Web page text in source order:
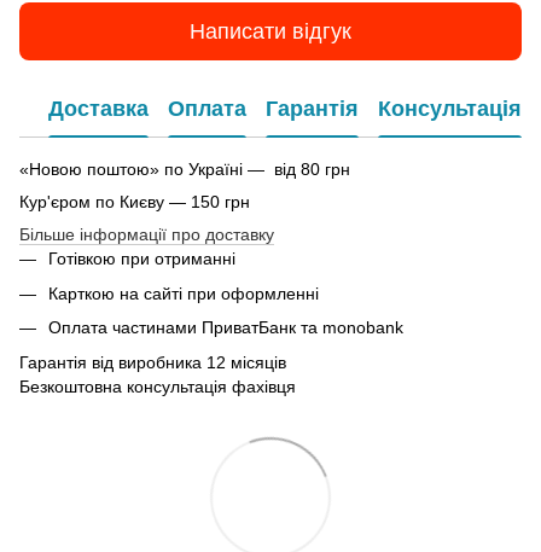
Написати відгук
Доставка Оплата Гарантія Консультація
«Новою поштою» по Україні — від 80 грн
Кур'єром по Києву — 150 грн
Більше інформації про доставку
Готівкою при отриманні
Карткою на сайті при оформленні
Оплата частинами ПриватБанк та monobank
Гарантія від виробника 12 місяців
Безкоштовна консультація фахівця